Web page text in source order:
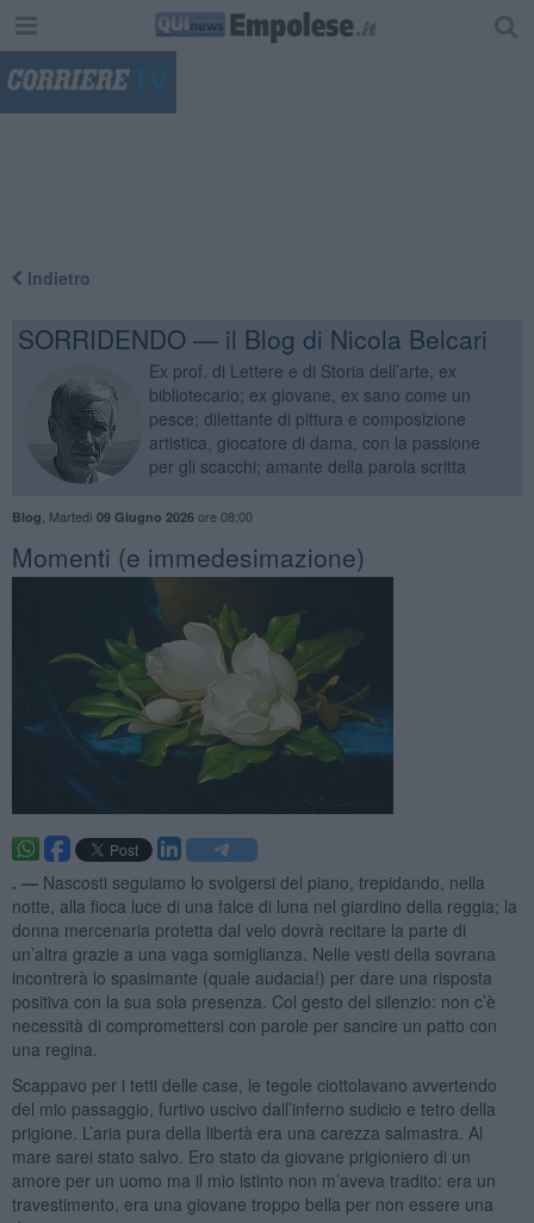
Indietro
SORRIDENDO — il Blog di Nicola Belcari
Ex prof. di Lettere e di Storia dell’arte, ex
bibliotecario; ex giovane, ex sano come un
pesce; dilettante di pittura e composizione
artistica, giocatore di dama, con la passione
per gli scacchi; amante della parola scritta
Blog Martedì 09 Giugno 2026ore 08:00
Momenti (e immedesimazione)
. — Nascosti seguiamo lo svolgersi del piano, trepidando, nella
notte, alla fioca luce di una falce di luna nel giardino della reggia; la
donna mercenaria protetta dal velo dovrà recitare la parte di
un’altra grazie a una vaga somiglianza. Nelle vesti della sovrana
incontrerà lo spasimante (quale audacia!) per dare una risposta
positiva con la sua sola presenza. Col gesto del silenzio: non c’è
necessità di compromettersi con parole per sancire un patto con
una regina.
Scappavo per i tetti delle case, le tegole ciottolavano avvertendo
del mio passaggio, furtivo uscivo dall’inferno sudicio e tetro della
prigione. L’aria pura della libertà era una carezza salmastra. Al
mare sarei stato salvo. Ero stato da giovane prigioniero di un
amore per un uomo ma il mio istinto non m’aveva tradito: era un
travestimento, era una giovane troppo bella per non essere una